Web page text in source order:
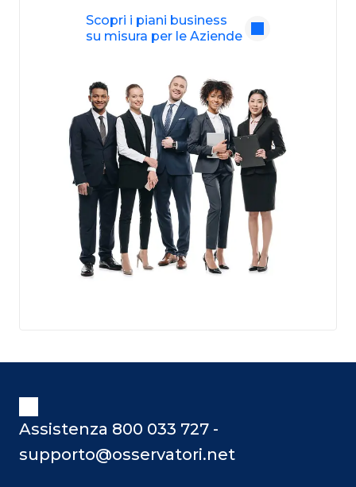
Scopri i piani business
su misura per le Aziende
Assistenza 800 033 727 -
supporto@osservatori.net